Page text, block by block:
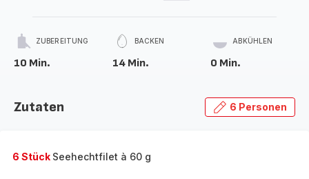
ZUBEREITUNG
10 Min.
BACKEN
14 Min.
ABKÜHLEN
0 Min.
Zutaten 6 Personen
6 Stück Seehechtfilet à 60 g